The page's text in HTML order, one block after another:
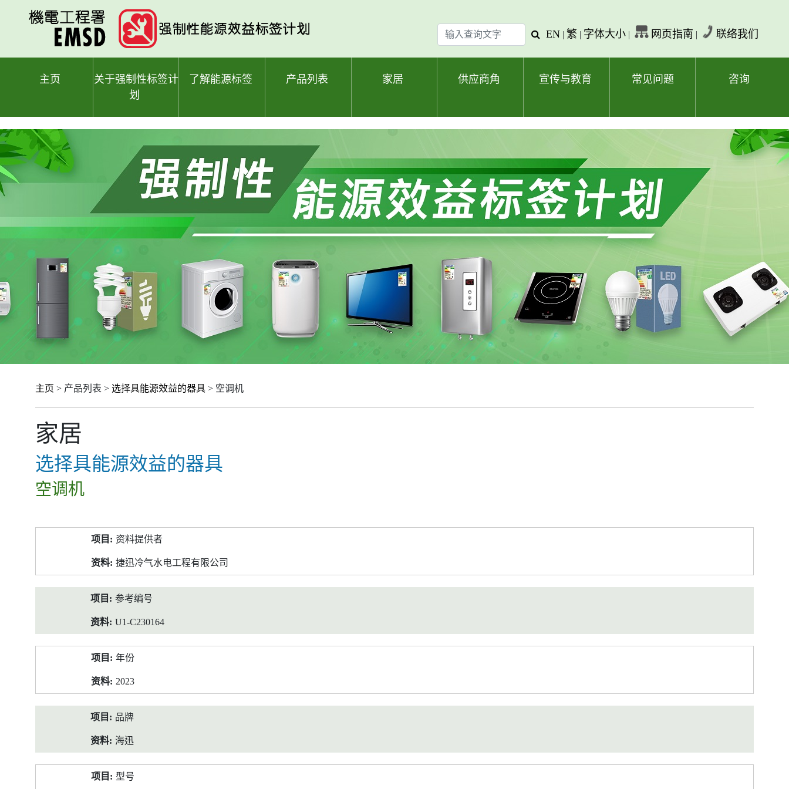
输
入
查
查
字
EN | 繁 | 字体大小 | 网页指南 | 联络我们
主页
关于强制性标签计
划
了解能源标签 产品列表 家居 供应商角 宣传与教育 常见问题 咨询
主页 > 产品列表 > 选择具能源效益的器具 > 空调机
家居
选择具能源效益的器具
空调机
料
资料提供者
捷迅冷气水电工程有限公司
参考编号
U1-C230164
年份
2023
品牌
海迅
型号